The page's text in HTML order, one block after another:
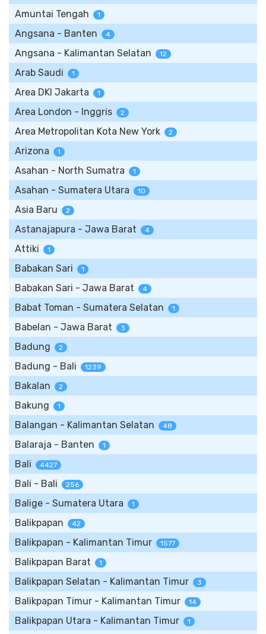
Amuntai Tengah 1
Angsana - Banten 4
Angsana - Kalimantan Selatan 12
Arab Saudi 1
Area DKI Jakarta 1
Area London - Inggris 2
Area Metropolitan Kota New York 2
Arizona 1
Asahan - North Sumatra 1
Asahan - Sumatera Utara 10
Asia Baru 2
Astanajapura - Jawa Barat 4
Attiki 1
Babakan Sari 1
Babakan Sari - Jawa Barat 4
Babat Toman - Sumatera Selatan 1
Babelan - Jawa Barat 3
Badung 2
Badung - Bali 1239
Bakalan 2
Bakung 1
Balangan - Kalimantan Selatan 48
Balaraja - Banten 1
Bali 4427
Bali - Bali 256
Balige - Sumatera Utara 1
Balikpapan 42
Balikpapan - Kalimantan Timur 1577
Balikpapan Barat 1
Balikpapan Selatan - Kalimantan Timur 3
Balikpapan Timur - Kalimantan Timur 14
Balikpapan Utara - Kalimantan Timur 1